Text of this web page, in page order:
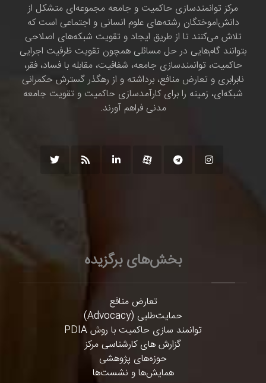
مرکز توانمندسازی حاکمیت و جامعه مجموعه‌ای متشکل از
دانش‌اموختگان رشته‌های علوم انسانی و اجتماعی است که
تلاش می‌کنند تا از طریق ایجاد و تقویت شبکه‌های اصلاحی
بتوانند گام‌هایی در حل مسائلی همچون تقویت ظرفیت اجرایی
حاکمیت، توانمندسازی جامعه، شفافیت، مقابله با فساد، فقر،
نابرابری و تعارض منافع، برداشته و از رهگذر گسترش حکمرانی
شبکه‌ای، زمینه را برای کارآمدسازی حاکمیت و تقویت جامعه
مدنی فراهم آورند.
بخش‌های برگزیده
تعارض منافع
حمایت‌طلبی (Advocacy)
توانمند سازی حاکمیت با روش PDIA
گزارش های کارشناسی مرکز
حوزه‌های پژوهشی
همایش‌ها و نشست‌ها